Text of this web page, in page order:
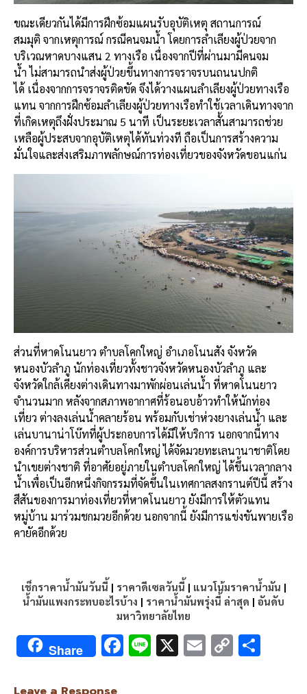
ขณะเดียวกันได้มีการฝึกซ้อมแผนรับอุบัติเหตุ สถานการณ์
สมมุติ จากเหตุการณ์ กรณีคนจมน้ำ โดยการลำเลียงผู้ป่วยจาก
บริเวณหาดบางแสน 2 ทางเรือ เนื่องจากปีที่ผ่านมามีคนจม
น้ำ ไม่สามารถนำส่งผู้ป่วยขึ้นทางการจราจรบนถนนปกติ
ได้ เนื่องจากการจราจรติดขัด จึงได้วางแผนลำเลียงผู้ป่วยทางเรือ
แทน จากการฝึกซ้อมลำเลียงผู้ป่วยทางเรือทำใช้เวลาเดินทางจาก
ที่เกิดเหตุถึงฝั่งประมาณ 5 นาที เป็นระยะเวลาสั้นสามารถช่วย
เหลือผู้ประสบจากอุบัติเหตุได้ทันท่วงที ถือเป็นการสร้างความ
มั่นใจและส่งเสริมภาพลักษณ์การท่องเที่ยวของจังหวัดขอนแก่น
ส่วนที่หาดโนนยาว ตำบลโคกใหญ่ อำเภอโนนสัง จังหวัด
หนองบัวลำภู นักท่องเที่ยวทั้งชาวจังหวัดหนองบัวลำภู และ
จังหวัดใกล้เคียงต่างเดินทางมาพักผ่อนเล่นน้ำ ที่หาดโนนยาว
จำนวนมาก หลังจากสภาพอากาศที่ร้อนอบอ้าวทำให้นักท่อง
เที่ยว ต่างลงเล่นน้ำคลายร้อน พร้อมกับเช่าห่วงยางเล่นน้ำ และ
เล่นบานาน่าโบ๊ทที่ผู้ประกอบการได้มีให้บริการ นอกจากนี้ทาง
องค์การบริหารส่วนตำบลโคกใหญ่ ได้จัดมวยทะเลนานาชาติโดย
นำเขยต่างชาติ ที่อาศัยอยู่ภายในตำบลโคกใหญ่ ได้ขึ้นเวลากลาง
น้ำเพื่อเป็นอีกหนึ่งกิจกรรมที่จัดขึ้นในเทศกาลสงกรานต์ปีนี้ สร้าง
สีสันของการมาท่องเที่ยวที่หาดโนนยาว ยังมีการให้ตัวแทน
หมู่บ้าน มาร่วมชกมวยอีกด้วย นอกจากนี้ ยังมีการแข่งขันพายเรือ
คายัคอีกด้วย
เช็กราคาน้ำมันวันนี้ | ราคาดีเซลวันนี้ | แนวโน้มราคาน้ำมัน |
น้ำมันแพงกระทบอะไรบ้าง | ราคาน้ำมันพรุ่งนี้ ล่าสุด | อันดับ
มหาวิทยาลัยไทย
Share F Li X E C